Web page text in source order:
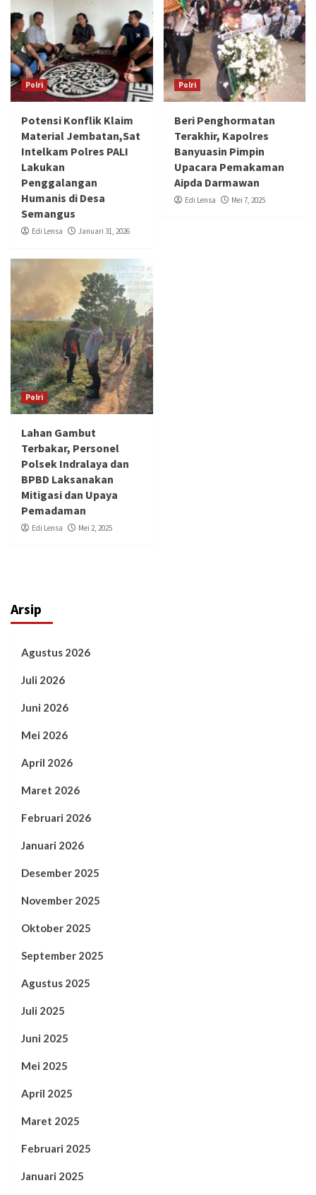
Polri
Potensi Konflik Klaim
Material Jembatan,Sat
Intelkam Polres PALI
Lakukan
Penggalangan
Humanis di Desa
Semangus
Edi Lensa Januari 31, 2026
Polri
Beri Penghormatan
Terakhir, Kapolres
Banyuasin Pimpin
Upacara Pemakaman
Aipda Darmawan
Edi Lensa Mei 7, 2025
Polri
Lahan Gambut
Terbakar, Personel
Polsek Indralaya dan
BPBD Laksanakan
Mitigasi dan Upaya
Pemadaman
Edi Lensa Mei 2, 2025
Arsip
Agustus 2026
Juli 2026
Juni 2026
Mei 2026
April 2026
Maret 2026
Februari 2026
Januari 2026
Desember 2025
November 2025
Oktober 2025
September 2025
Agustus 2025
Juli 2025
Juni 2025
Mei 2025
April 2025
Maret 2025
Februari 2025
Januari 2025